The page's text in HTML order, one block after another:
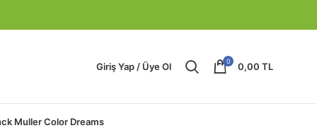
Giriş Yap / Üye Ol 0 0,00 TL
Muller Color Dreams